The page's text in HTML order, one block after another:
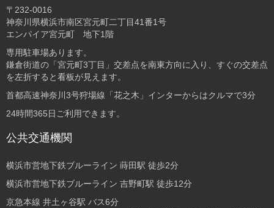
〒232-0016
神奈川県横浜市南区宮元町二丁目41番1号
エンパイア宮元町 地下1階
専用駐車場あります。
鎌倉街道の「宮元町3丁目」交差点を南東方向に入り、すぐの交差点
を左折すると看板が見えます。
首都高速神奈川3号狩場線「花之木」インターからはクルマで3分
24時間365日ご利用できます。
公共交通機関
横浜市営地下鉄ブルーライン 蒔田駅 徒歩2分
横浜市営地下鉄ブルーライン 吉野町駅 徒歩12分
京急本線 井土ヶ谷駅 バス6分